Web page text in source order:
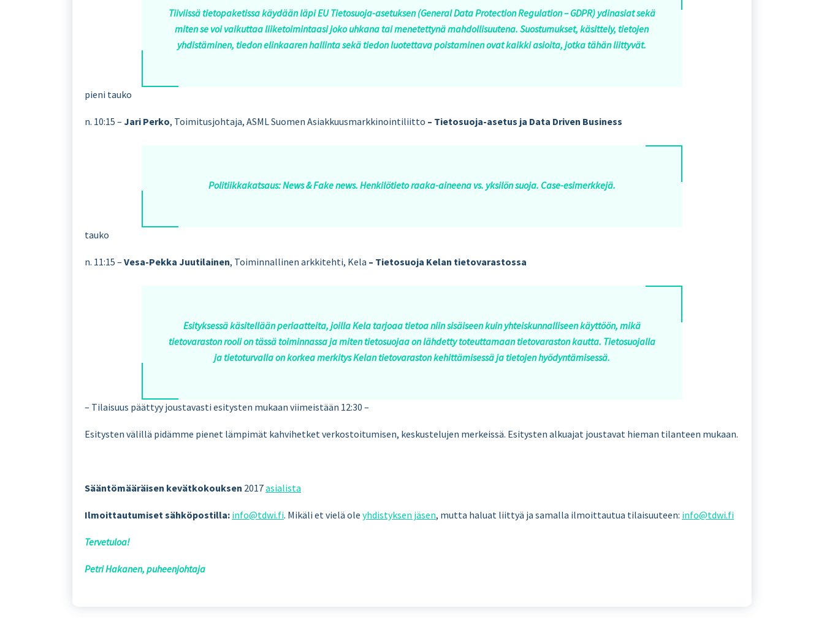
Tiiviissä tietopaketissa käydään läpi EU Tietosuoja-asetuksen (General Data Protection Regulation – GDPR) ydinasiat sekä
miten se voi vaikuttaa liiketoimintaasi joko uhkana tai menetettynä mahdollisuutena. Suostumukset, käsittely, tietojen
yhdistäminen, tiedon elinkaaren hallinta sekä tiedon luotettava poistaminen ovat kaikki asioita, jotka tähän liittyvät.
pieni tauko
n. 10:15 – Jari Perko, Toimitusjohtaja, ASML Suomen Asiakkuusmarkkinointiliitto – Tietosuoja-asetus ja Data Driven Business
Politiikkakatsaus: News & Fake news. Henkilötieto raaka-aineena vs. yksilön suoja. Case-esimerkkejä.
tauko
n. 11:15 – Vesa-Pekka Juutilainen, Toiminnallinen arkkitehti, Kela – Tietosuoja Kelan tietovarastossa
Esityksessä käsitellään periaatteita, joilla Kela tarjoaa tietoa niin sisäiseen kuin yhteiskunnalliseen käyttöön, mikä
tietovaraston rooli on tässä toiminnassa ja miten tietosuojaa on lähdetty toteuttamaan tietovaraston kautta. Tietosuojalla
ja tietoturvalla on korkea merkitys Kelan tietovaraston kehittämisessä ja tietojen hyödyntämisessä.
– Tilaisuus päättyy joustavasti esitysten mukaan viimeistään 12:30 –
Esitysten välillä pidämme pienet lämpimät kahvihetket verkostoitumisen, keskustelujen merkeissä. Esitysten alkuajat joustavat hieman tilanteen mukaan.
Sääntömääräisen kevätkokouksen 2017asialista
Ilmoittautumiset sähköpostilla: info@tdwi.fi. Mikäli et vielä ole yhdistyksen jäsen, mutta haluat liittyä ja samalla ilmoittautua tilaisuuteen: info@tdwi.fi
Tervetuloa!
Petri Hakanen, puheenjohtaja